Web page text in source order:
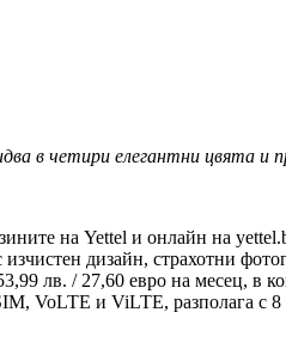
в четири елегантни цвята и
на Yettel и онлайн на
дизайн, страхотни
лв. / 27,60 евро на месец, в
VoLTE и ViLTE, разполага